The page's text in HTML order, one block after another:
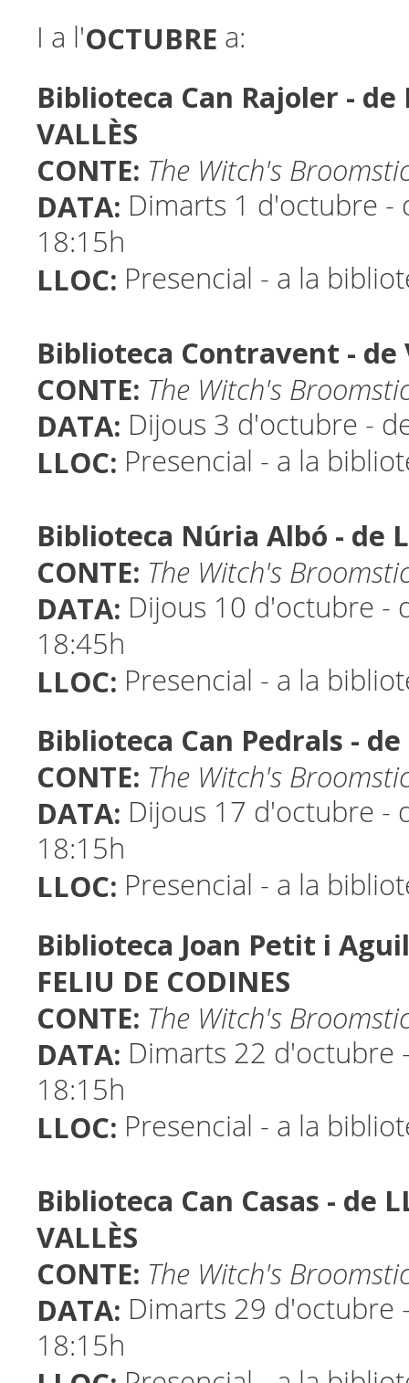
I a l'OCTUBRE a:
Biblioteca Can Rajoler - de
VALLÈS
CONTE: The Witch's
DATA: Dimarts 1 d'octubre -
18:15h
LLOC: Presencial - a la
Biblioteca Contravent - de
CONTE: The Witch's
DATA: Dijous 3 d'octubre -
LLOC: Presencial - a la
Biblioteca Núria Albó - de
CONTE: The Witch's
DATA: Dijous 10 d'octubre -
18:45h
LLOC: Presencial - a la
Biblioteca Can Pedrals - de
CONTE: The Witch's
DATA: Dijous 17 d'octubre -
18:15h
LLOC: Presencial - a la
Biblioteca Joan Petit i
FELIU DE CODINES
CONTE: The Witch's
DATA: Dimarts 22 d'octubre
18:15h
LLOC: Presencial - a la
Biblioteca Can Casas - de
VALLÈS
CONTE: The Witch's
DATA: Dimarts 29 d'octubre
18:15h